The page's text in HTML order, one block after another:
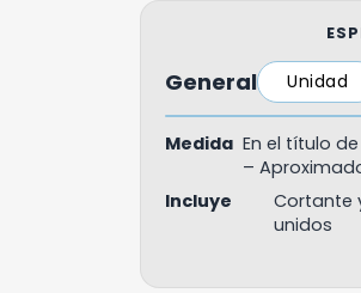
General Unidad
Medida En el título
–
Incluye
Cortante
unidos